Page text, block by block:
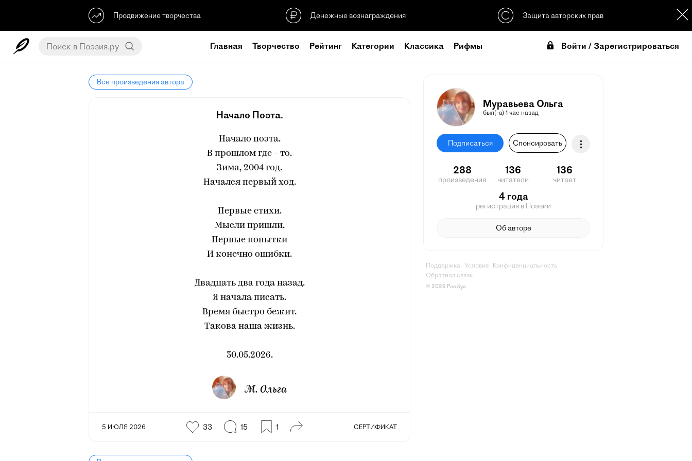
Продвижение творчества Денежные вознаграждения Защита авторских прав
Главная Творчество Рейтинг Категории Классика Рифмы Войти / Зарегистрироваться
Все произведения автора
Начало Поэта.
Начало поэта.
В прошлом где - то.
Зима, 2004 год.
Начался первый ход.
Первые стихи.
Мысли пришли.
Первые попытки
И конечно ошибки.
Двадцать два года назад.
Я начала писать.
Время быстро бежит.
Такова наша жизнь.
30.05.2026.
М. Ольга
5 ИЮЛЯ 2026 33 15 1 СЕРТИФИКАТ
Муравьева Ольга
был(-а) 1 час назад
Подписаться Спонсировать
288
произведения
136
читатели
136
читает
4 года
регистрация в Поэзии
Об авторе
Поддержка Условия
Конфиденциальность
Обратная связь
© 2026 Poeziya